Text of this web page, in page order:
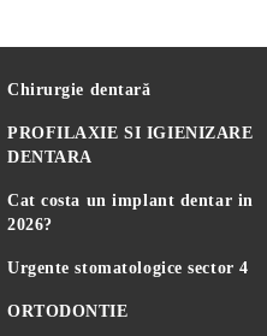
Chirurgie dentară
PROFILAXIE SI IGIENIZARE
DENTARA
Cat costa un implant dentar in
2026?
Urgente stomatologice sector 4
ORTODONTIE